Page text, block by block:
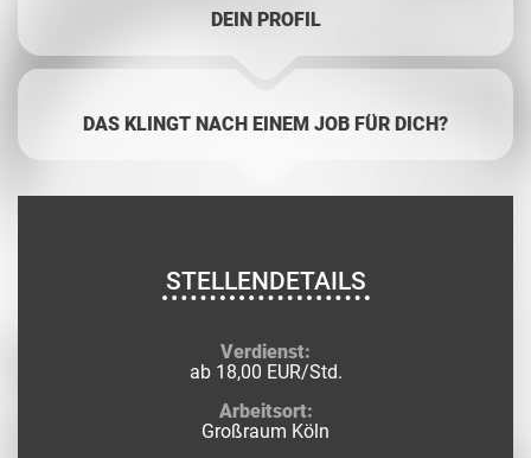
DEIN PROFIL
DAS KLINGT NACH EINEM JOB FÜR DICH?
STELLENDETAILS
Verdienst:
ab 18,00 EUR/Std.
Arbeitsort:
Großraum Köln